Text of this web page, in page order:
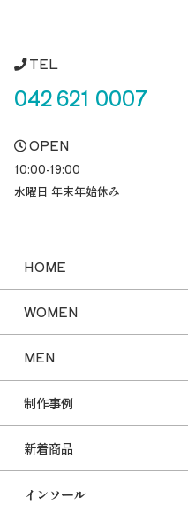
TEL
042 621 0007
OPEN
10:00-19:00
水曜日 年末年始休み
HOME
WOMEN
MEN
制作事例
新着商品
インソール